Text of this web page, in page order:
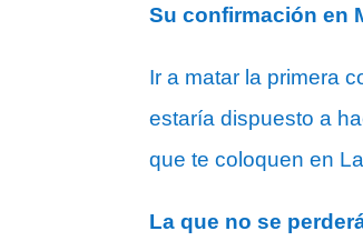
Su confirmación en
Ir a matar la primera
estaría dispuesto a
que te coloquen en
La que no se